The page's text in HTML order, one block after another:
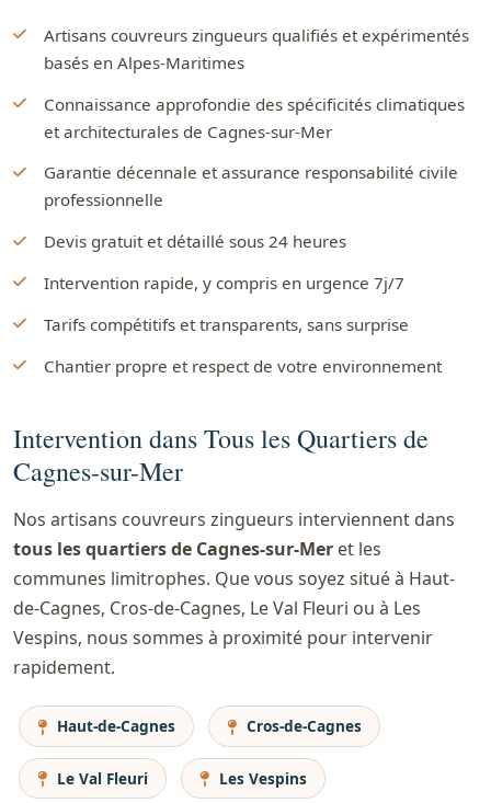
Artisans couvreurs zingueurs qualifiés et expérimentés
basés en Alpes-Maritimes
Connaissance approfondie des spécificités climatiques
et architecturales de Cagnes-sur-Mer
Garantie décennale et assurance responsabilité civile
professionnelle
Devis gratuit et détaillé sous 24 heures
Intervention rapide, y compris en urgence 7j/7
Tarifs compétitifs et transparents, sans surprise
Chantier propre et respect de votre environnement
Intervention dans Tous les Quartiers de
Cagnes-sur-Mer
Nos artisans couvreurs zingueurs interviennent dans
tous les quartiers de Cagnes-sur-Mer et les
communes limitrophes. Que vous soyez situé à Haut-
de-Cagnes, Cros-de-Cagnes, Le Val Fleuri ou à Les
Vespins, nous sommes à proximité pour intervenir
rapidement.
Haut-de-Cagnes Cros-de-Cagnes
Le Val Fleuri Les Vespins